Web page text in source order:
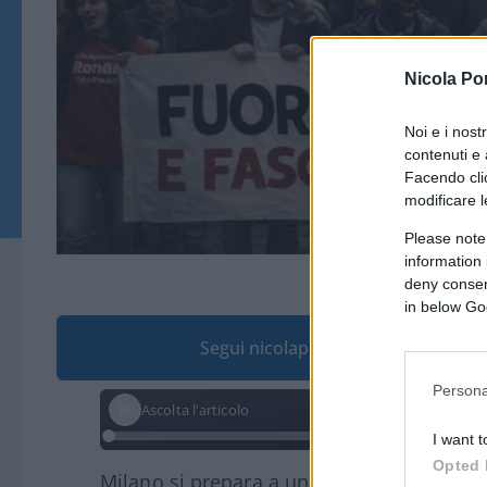
Nicola
Noi e i
contenuti e
Facendo
modificare
Please
information
deny
in below
I want
Opted
(immagine realizzata
Segui nicolaporro.it su Google
Ascolta l'articolo
Milano si prepara a una giornata ad alta